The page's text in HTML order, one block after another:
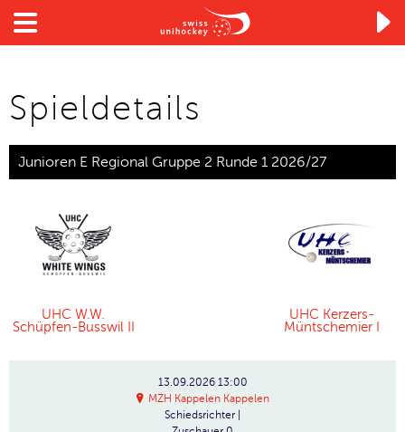

Spieldetails
Junioren E Regional Gruppe 2 Runde 1 2026/27
UHC W.W.
Schüpfen-Busswil II
UHC Kerzers-
Müntschemier I
13.09.2026 13:00
MZH Kappelen Kappelen
Schiedsrichter